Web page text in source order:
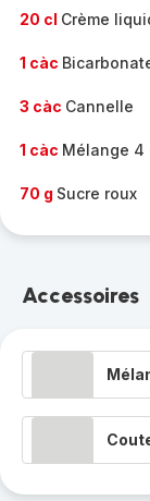
20 cl Crème
1 càc
3 càc Cannelle
1 càc Mélange 4
70 g Sucre roux
Accessoires